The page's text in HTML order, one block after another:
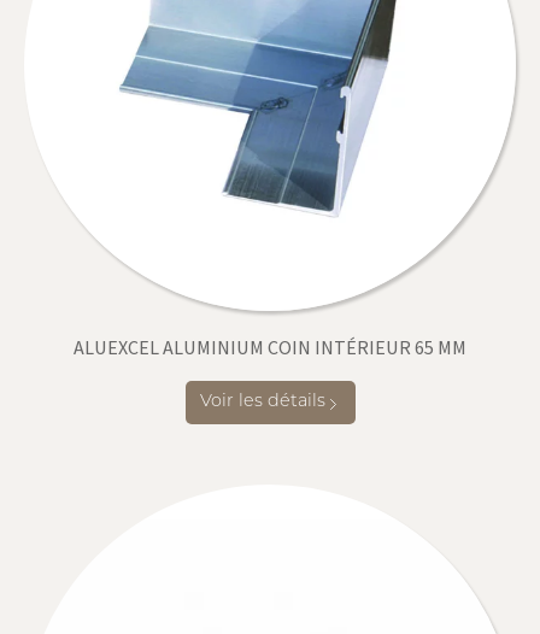
ALUEXCEL ALUMINIUM COIN INTÉRIEUR 65 MM
Voir les détails